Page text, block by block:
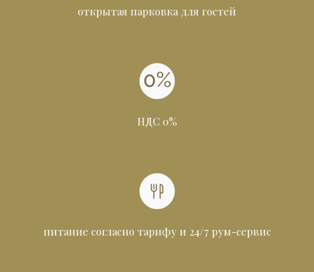
открытая парковка для гостей
НДС 0%
питание согласно тарифу и 24/7 рум-сервис